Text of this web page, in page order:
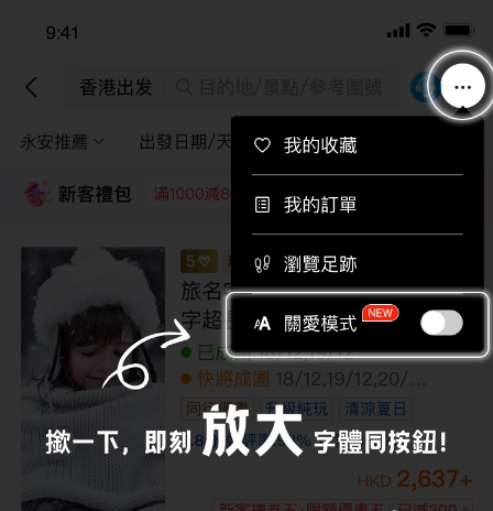
下載
永安推薦 出發日期/天數 途徑景點
新客禮包 每位即減220 每位即減160 每位即減120
LUUIB17EL
【巴西嘉年華冠軍賽巡遊2027】南美洲三
國 17天狂野之旅 里約熱內盧、巴西嘉年華
冠軍賽巡遊、伊瓜蘇大瀑布、馬古高森
林、利瑪、印加古都「庫斯科」、馬丘比
丘古城、納斯卡神秘線條、保加區【全包
價】
已成團 02/02
全包價
無購物
HKD 189,999 HKD 159,999
限額優惠
已減
到底啦